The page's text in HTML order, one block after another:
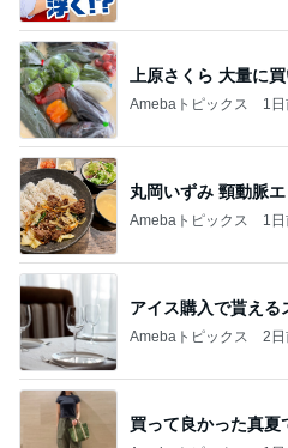
上原さくら 大量に
Amebaトピックス 1
丸岡いずみ 頸動脈
Amebaトピックス 1
アイス購入で貰える
Amebaトピックス 2日
買って良かった真夏